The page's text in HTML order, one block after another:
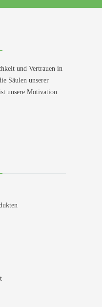
und Vertrauen in
Säulen unserer
unsere Motivation.